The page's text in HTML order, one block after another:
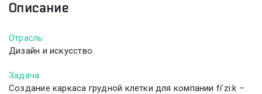
Описание
Отрасль:
Дизайн и искусство
Задача:
Создание каркаса грудной клетки для компании fi’zi:k –